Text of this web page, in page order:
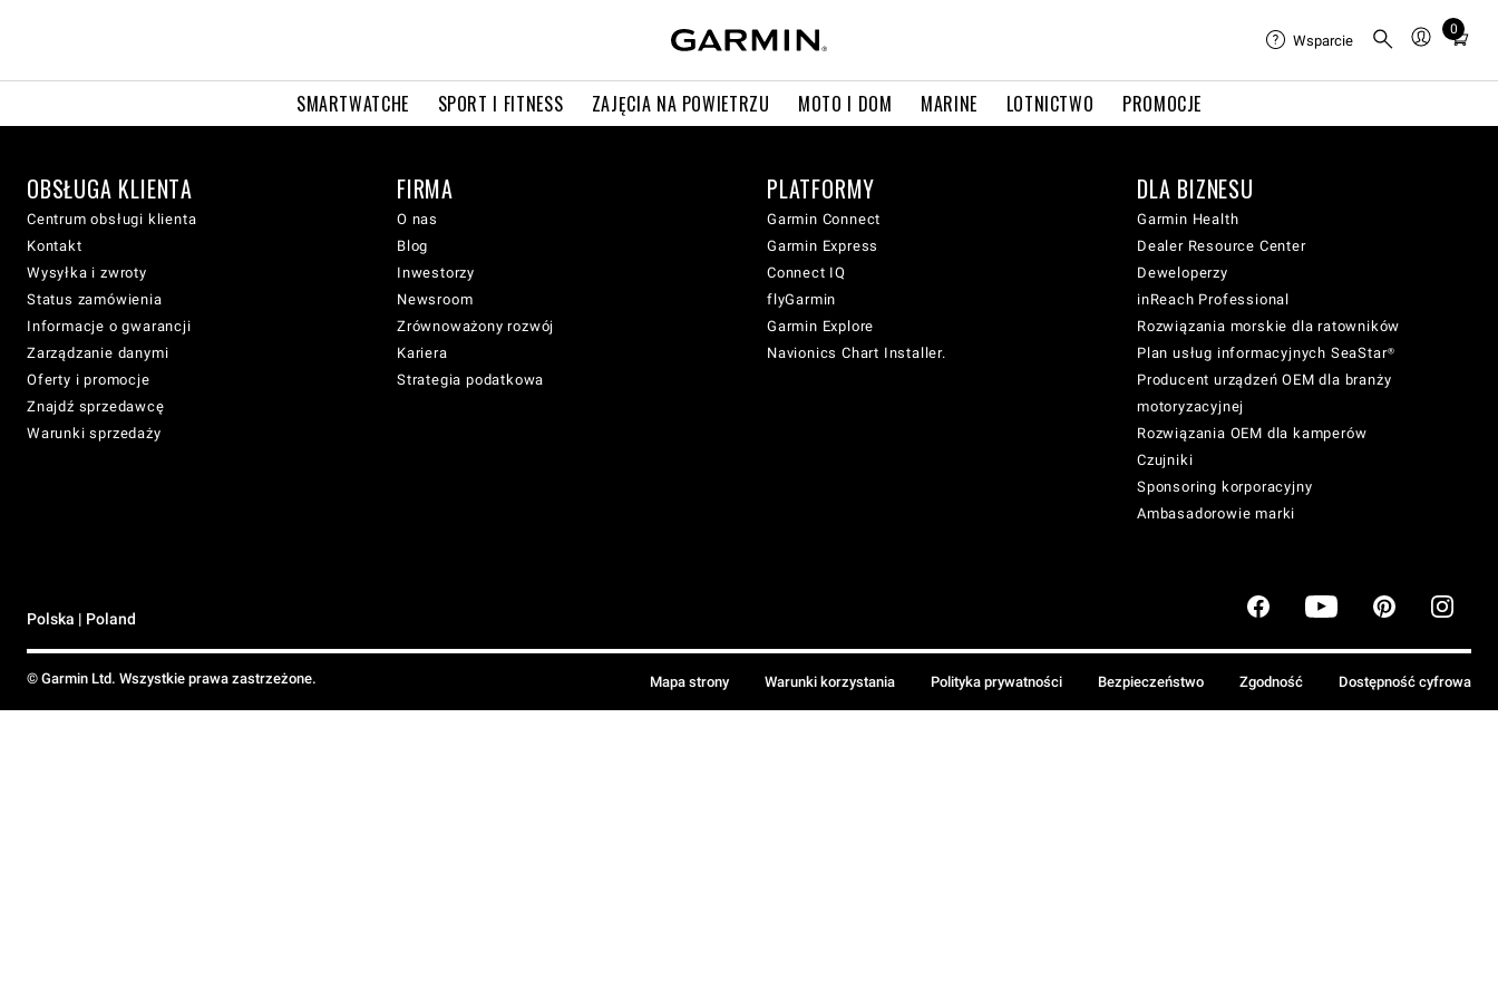
SMARTWATCHE SPORT I FITNESS ZAJĘCIA NA POWIETRZU MOTO I DOM MARINE LOTNICTWO PROMOCJE
Wsparcie
0
Total
in
OBSŁUGA KLIENTA
Centrum obsługi klienta
Kontakt
Wysyłka i zwroty
Status zamówienia
Informacje o gwarancji
Zarządzanie danymi
Oferty i promocje
Znajdź sprzedawcę
Warunki sprzedaży
FIRMA
O nas
Blog
Inwestorzy
Newsroom
Zrównoważony rozwój
Kariera
Strategia podatkowa
PLATFORMY
Garmin Connect
Garmin Express
Connect IQ
flyGarmin
Garmin Explore
Navionics Chart Installer.
DLA BIZNESU
Garmin Health
Dealer Resource Center
Deweloperzy
inReach Professional
Rozwiązania morskie dla ratowników
Plan usług informacyjnych SeaStar®
Producent urządzeń OEM dla branży
motoryzacyjnej
Rozwiązania OEM dla kamperów
Czujniki
Sponsoring korporacyjny
Ambasadorowie marki
Polska | Poland
© Garmin Ltd. Wszystkie prawa zastrzeżone. Mapa strony Warunki korzystania Polityka prywatności Bezpieczeństwo Zgodność Dostępność cyfrowa